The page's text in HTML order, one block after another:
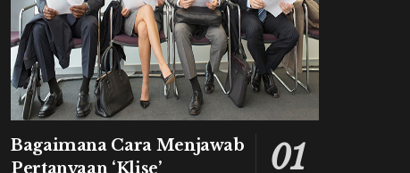
Bagaimana Cara Menjawab
Pertanyaan ‘Klise’